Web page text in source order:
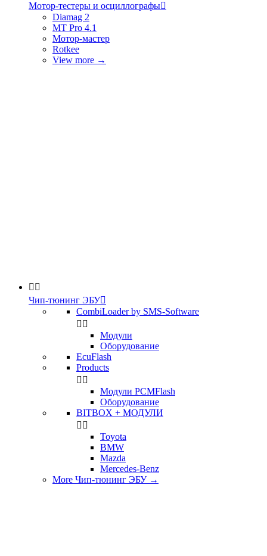
Мотор-тестеры и осциллографы
Diamag 2
MT Pro 4.1
Мотор-мастер
Rotkee
View more →
 
Чип-тюнинг ЭБУ
CombiLoader by SMS-Software
 
Модули
Оборудование
EcuFlash
Products
 
Модули PCMFlash
Оборудование
BITBOX + МОДУЛИ
 
Toyota
BMW
Mazda
Mercedes-Benz
More Чип-тюнинг ЭБУ →